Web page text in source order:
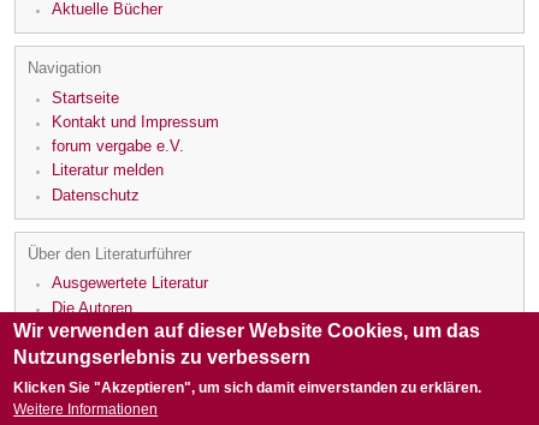
Aktuelle Bücher
Navigation
Startseite
Kontakt und Impressum
forum vergabe e.V.
Literatur melden
Datenschutz
Über den Literaturführer
Ausgewertete Literatur
Die Autoren
Die Rezensenten
Wir verwenden auf dieser Website Cookies, um das
Nutzungserlebnis zu verbessern
Klicken Sie "Akzeptieren", um sich damit einverstanden zu erklären.
Weitere Informationen